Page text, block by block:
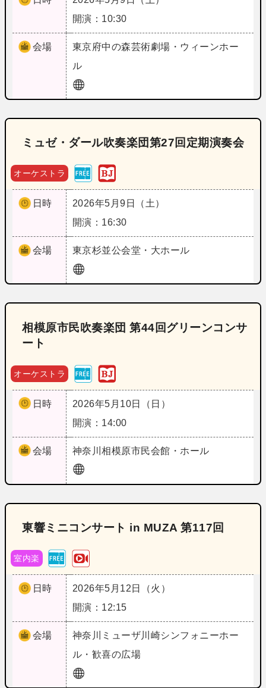
開演：10:30
会場 東京府中の森芸術劇場・ウィーンホー
ル
ミュゼ・ダール吹奏楽団第27回定期演奏会
オーケストラ
日時
2026年5月9日（土）
開演：16:30
会場 東京杉並公会堂・大ホール
相模原市民吹奏楽団 第44回グリーンコンサ
ート
オーケストラ
日時
2026年5月10日（日）
開演：14:00
会場 神奈川相模原市民会館・ホール
東響ミニコンサート in MUZA 第117回
室内楽
日時
2026年5月12日（火）
開演：12:15
会場 神奈川
ミューザ川崎シンフォニーホー
ル・歓喜の広場